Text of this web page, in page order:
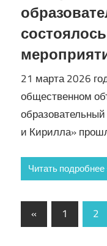
21 марта 2026
общественном
и Кирилла»
Читать подробнее
Навигация
« Предыдущие
записи
1 2